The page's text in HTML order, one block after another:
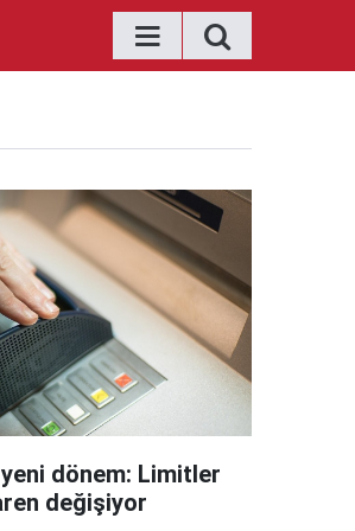
dönem: Limitler
değişiyor